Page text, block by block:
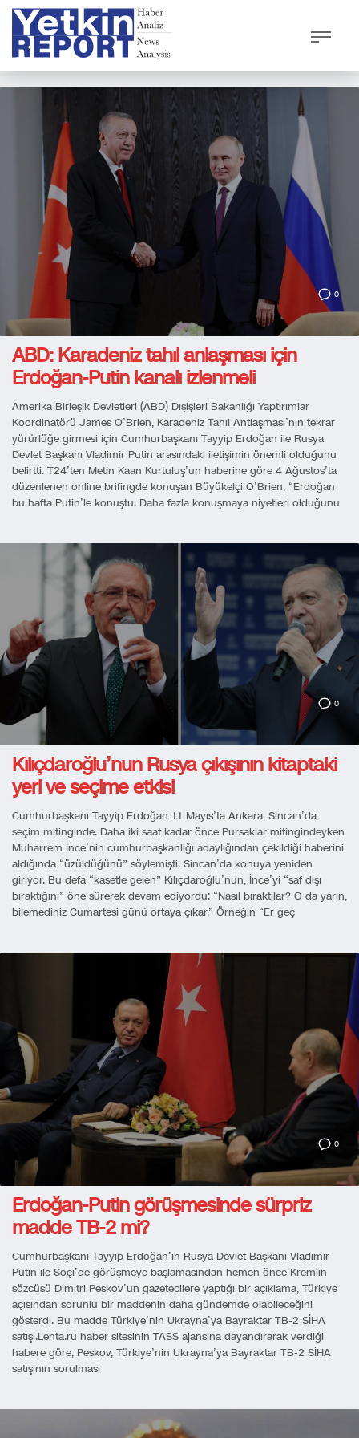
0
ABD: Karadeniz tahıl anlaşması için
Erdoğan-Putin kanalı izlenmeli
Amerika Birleşik Devletleri (ABD) Dışişleri Bakanlığı Yaptırımlar
Koordinatörü James O’Brien, Karadeniz Tahıl Antlaşması’nın tekrar
yürürlüğe girmesi için Cumhurbaşkanı Tayyip Erdoğan ile Rusya
Devlet Başkanı Vladimir Putin arasındaki iletişimin önemli olduğunu
belirtti. T24’ten Metin Kaan Kurtuluş’un haberine göre 4 Ağustos’ta
düzenlenen online brifingde konuşan Büyükelçi O’Brien, “Erdoğan
bu hafta Putin’le konuştu. Daha fazla konuşmaya niyetleri olduğunu
0
Kılıçdaroğlu’nun Rusya çıkışının kitaptaki
yeri ve seçime etkisi
Cumhurbaşkanı Tayyip Erdoğan 11 Mayıs’ta Ankara, Sincan’da
seçim mitinginde. Daha iki saat kadar önce Pursaklar mitingindeyken
Muharrem İnce’nin cumhurbaşkanlığı adaylığından çekildiği haberini
aldığında “üzüldüğünü” söylemişti. Sincan’da konuya yeniden
giriyor. Bu defa “kasetle gelen” Kılıçdaroğlu’nun, İnce’yi “saf dışı
bıraktığını” öne sürerek devam ediyordu: “Nasıl bıraktılar? O da yarın,
bilemediniz Cumartesi günü ortaya çıkar.” Örneğin “Er geç
0
Erdoğan-Putin görüşmesinde sürpriz
madde TB-2 mi?
Cumhurbaşkanı Tayyip Erdoğan’ın Rusya Devlet Başkanı Vladimir
Putin ile Soçi’de görüşmeye başlamasından hemen önce Kremlin
sözcüsü Dimitri Peskov’un gazetecilere yaptığı bir açıklama, Türkiye
açısından sorunlu bir maddenin daha gündemde olabileceğini
gösterdi. Bu madde Türkiye’nin Ukrayna’ya Bayraktar TB-2 SİHA
satışı.Lenta.ru haber sitesinin TASS ajansına dayandırarak verdiği
habere göre, Peskov, Türkiye’nin Ukrayna’ya Bayraktar TB-2 SİHA
satışının sorulması